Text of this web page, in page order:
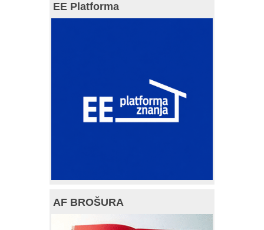
EE Platforma
AF BROŠURA